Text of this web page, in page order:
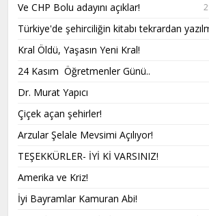
Ve CHP Bolu adayını açıklar!
Türkiye'de şehirciliğin kitabı tekrardan
Kral Öldü, Yaşasın Yeni Kral!
24 Kasım Öğretmenler Günü..
Dr. Murat Yapıcı
Çiçek açan şehirler!
Arzular Şelale Mevsimi Açılıyor!
TEŞEKKÜRLER- İYİ Kİ VARSINIZ!
Amerika ve Kriz!
İyi Bayramlar Kamuran Abi!